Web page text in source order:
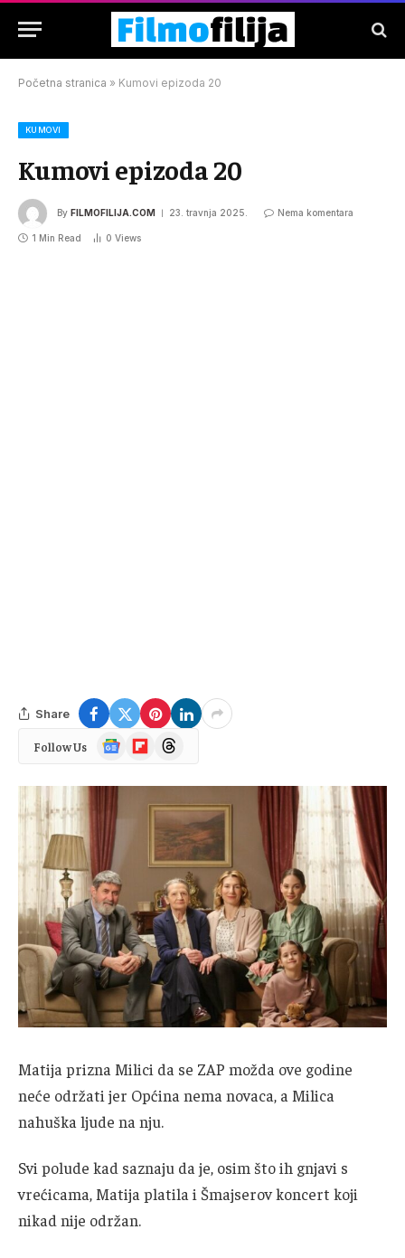
Početna stranica » Kumovi epizoda 20
KUMOVI
Kumovi epizoda 20
By FILMOFILIJA.COM 23. travnja 2025. Nema komentara
1 Min Read 0 Views
Share
Follow Us
Google
News
FlipboardThreads
Matija prizna Milici da se ZAP možda ove godine
neće održati jer Općina nema novaca, a Milica
nahuška ljude na nju.
Svi polude kad saznaju da je, osim što ih gnjavi s
vrećicama, Matija platila i Šmajserov koncert koji
nikad nije održan.